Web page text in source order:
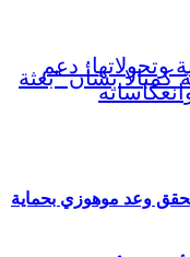
وعد موهوزي بحماية